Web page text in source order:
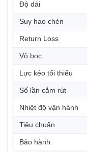
Độ dài
Suy hao chèn
Return Loss
Vỏ bọc
Lực kéo tối thiểu
Số lần cắm rút
Nhiệt độ vận hành
Tiêu chuẩn
Bảo hành